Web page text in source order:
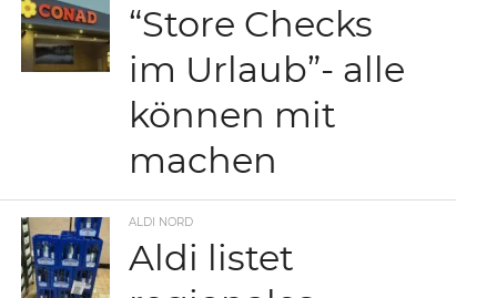
“Store Checks
im Urlaub”- alle
können mit
machen
ALDI NORD
Aldi listet